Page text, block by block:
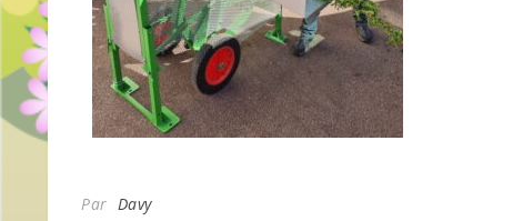
Par Davy